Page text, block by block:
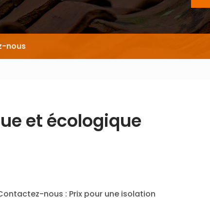
nous
et écologique
nous : Prix pour une isolation